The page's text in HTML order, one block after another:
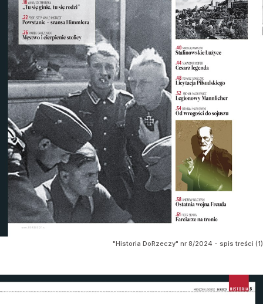
"Historia DoRzeczy" nr 8/2024 - spis treści (1)